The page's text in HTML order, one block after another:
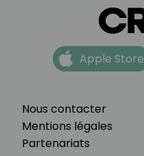
Nous contacter
Mentions légales
Partenariats
Apple Store